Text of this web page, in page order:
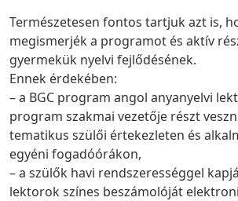
Természetesen fontos tartjuk azt is,
megismerjék a programot és aktív
gyermekük nyelvi fejlődésének.
Ennek érdekében:
– a BGC program angol anyanyelvi
program szakmai vezetője részt
tematikus szülői értekezleten és
egyéni fogadóórákon,
– a szülők havi rendszerességgel
lektorok színes beszámolóját